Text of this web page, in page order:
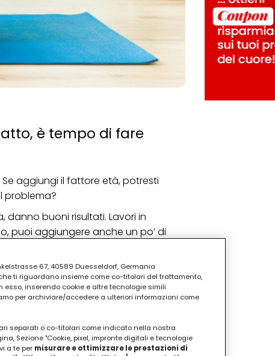
è tempo di fare
aggiungi il fattore età, potresti
problema?
buoni risultati. Lavori in
puoi aggiungere anche un po’ di
67, 40589 Duesseldorf, Germania
ti riguardano insieme come co-titolari del trattamento,
inserendo cookie e altre tecnologie simili
per archiviare/accedere a ulteriori informazioni come
separati o co-titolari come indicato nella nostra
Sezione "Cookie, pixel, impronte digitali e tecnologie
a te per misurare e ottimizzare le prestazioni di